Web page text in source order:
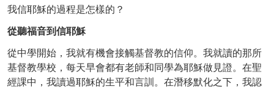
我信耶穌的過程是怎樣的？
從聽福音到信耶穌
從中學開始，我就有機會接觸基督教的信仰。我就讀的那所
基督教學校，每天早會都有老師和同學為耶穌做見證。在聖
經課中，我讀過耶穌的生平和言訓。在潛移默化之下，我認